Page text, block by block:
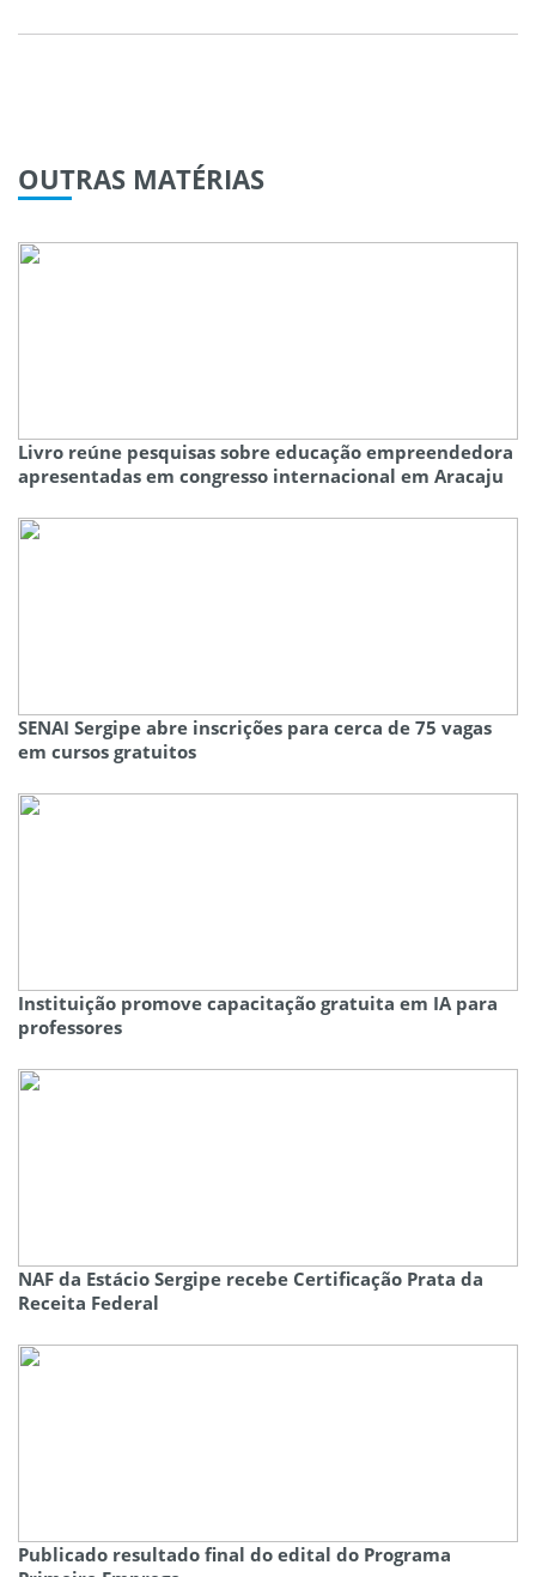
OUTRAS MATÉRIAS
Livro reúne pesquisas sobre educação empreendedora
apresentadas em congresso internacional em Aracaju
SENAI Sergipe abre inscrições para cerca de 75 vagas
em cursos gratuitos
Instituição promove capacitação gratuita em IA para
professores
NAF da Estácio Sergipe recebe Certificação Prata da
Receita Federal
Publicado resultado final do edital do Programa